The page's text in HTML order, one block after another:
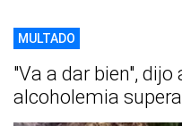
MULTADO
"Va a dar bien",
alcoholemia